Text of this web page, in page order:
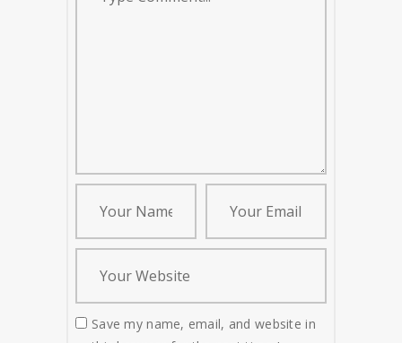
Save my name, email, and website in